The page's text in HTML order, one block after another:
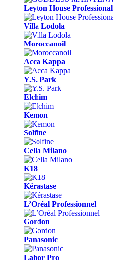
Leyton House Professional
Villa Lodola
Moroccanoil
Acca Kappa
Y.S. Park
Elchim
Kemon
Solfine
Cella Milano
K18
Kérastase
L’Oréal Professionnel
Gordon
Panasonic
Labor Pro